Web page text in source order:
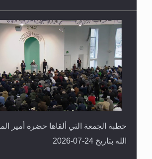
خطبة الجمعة التي ألقاها حضرة أمير
الله بتاريخ 24-07-2026